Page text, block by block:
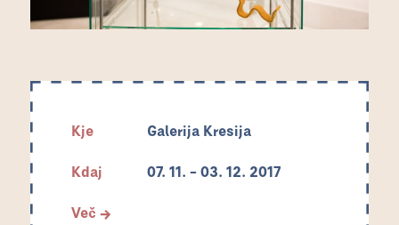
Kje Galerija Kresija
Kdaj 07. 11. – 03. 12. 2017
Več →